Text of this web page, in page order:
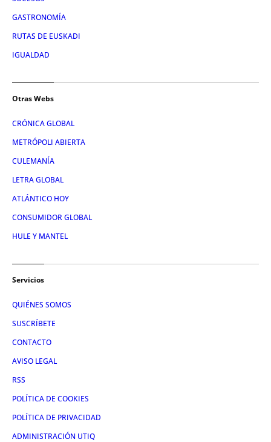
GASTRONOMÍA
RUTAS DE EUSKADI
IGUALDAD
Otras Webs
CRÓNICA GLOBAL
METRÓPOLI ABIERTA
CULEMANÍA
LETRA GLOBAL
ATLÁNTICO HOY
CONSUMIDOR GLOBAL
HULE Y MANTEL
Servicios
QUIÉNES SOMOS
SUSCRÍBETE
CONTACTO
AVISO LEGAL
RSS
POLÍTICA DE COOKIES
POLÍTICA DE PRIVACIDAD
ADMINISTRACIÓN UTIQ